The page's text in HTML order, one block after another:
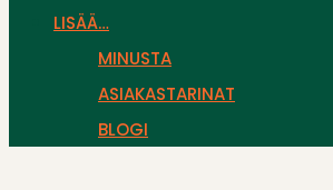
LISÄÄ…
MINUSTA
ASIAKASTARINAT
BLOGI